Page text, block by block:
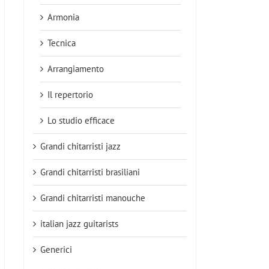
Armonia
Tecnica
Arrangiamento
Il repertorio
Lo studio efficace
Grandi chitarristi jazz
Grandi chitarristi brasiliani
Grandi chitarristi manouche
italian jazz guitarists
Generici